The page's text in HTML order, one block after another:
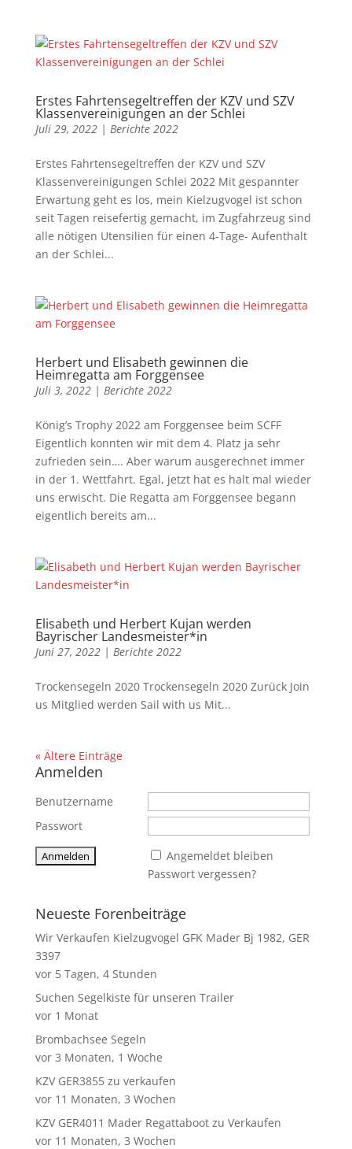
Erstes Fahrtensegeltreffen der KZV und SZV
Klassenvereinigungen an der Schlei
Juli 29, 2022| Berichte 2022
Erstes Fahrtensegeltreffen der KZV und SZV
Klassenvereinigungen Schlei 2022 Mit gespannter
Erwartung geht es los, mein Kielzugvogel ist schon
seit Tagen reisefertig gemacht, im Zugfahrzeug sind
alle nötigen Utensilien für einen 4-Tage- Aufenthalt
an der Schlei...
Herbert und Elisabeth gewinnen die
Heimregatta am Forggensee
Juli 3, 2022| Berichte 2022
König’s Trophy 2022 am Forggensee beim SCFF
Eigentlich konnten wir mit dem 4. Platz ja sehr
zufrieden sein…. Aber warum ausgerechnet immer
in der 1. Wettfahrt. Egal, jetzt hat es halt mal wieder
uns erwischt. Die Regatta am Forggensee begann
eigentlich bereits am...
Elisabeth und Herbert Kujan werden
Bayrischer Landesmeister*in
Juni 27, 2022| Berichte 2022
Trockensegeln 2020 Trockensegeln 2020 Zurück Join
us Mitglied werden Sail with us Mit...
« Ältere Einträge
Anmelden
Benutzername
Passwort
Angemeldet bleiben
Passwort vergessen?
Neueste Forenbeiträge
Wir Verkaufen Kielzugvogel GFK Mader Bj 1982, GER
3397
vor 5 Tagen, 4 Stunden
Suchen Segelkiste für unseren Trailer
vor 1 Monat
Brombachsee Segeln
vor 3 Monaten, 1 Woche
KZV GER3855 zu verkaufen
vor 11 Monaten, 3 Wochen
KZV GER4011 Mader Regattaboot zu Verkaufen
vor 11 Monaten, 3 Wochen